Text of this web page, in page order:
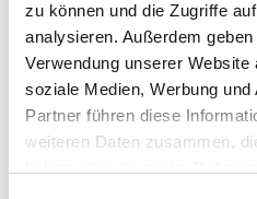
zu können und die Zugriffe
analysieren. Außerdem
Verwendung unserer
soziale Medien, Werbung
Partner führen diese
weiteren Daten zusammen,
Wohnungspreise /m 2 2024
Sonstige 4.025
Erdgeschosswohnung 3.867